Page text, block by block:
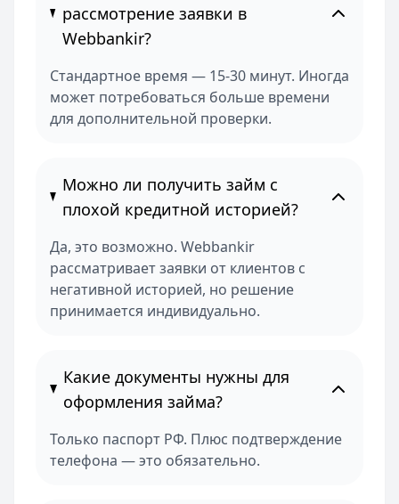
рассмотрение заявки в
Webbankir?
Стандартное время — 15-30 минут. Иногда
может потребоваться больше времени
для дополнительной проверки.
Можно ли получить займ с
плохой кредитной историей?
Да, это возможно. Webbankir
рассматривает заявки от клиентов с
негативной историей, но решение
принимается индивидуально.
Какие документы нужны для
оформления займа?
Только паспорт РФ. Плюс подтверждение
телефона — это обязательно.